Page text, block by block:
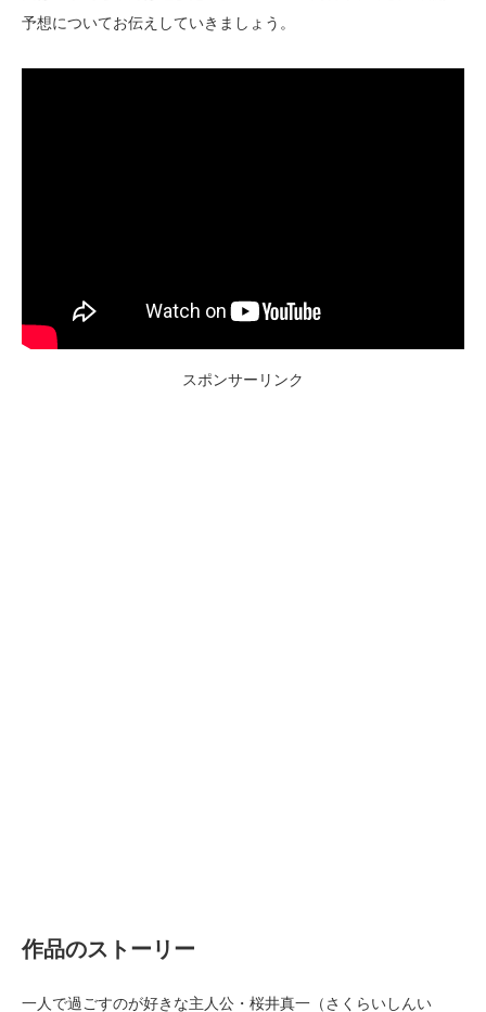
予想についてお伝えしていきましょう。
スポンサーリンク
作品のストーリー
一人で過ごすのが好きな主人公・桜井真一（さくらいしんい